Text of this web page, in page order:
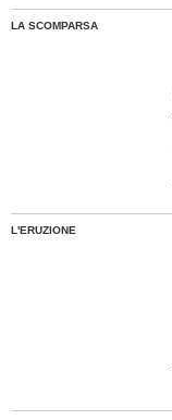
LA SCOMPARSA
L'ERUZIONE